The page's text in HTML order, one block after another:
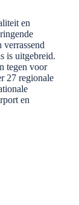
en
is uitgebreid.
tegen voor
27 regionale
en